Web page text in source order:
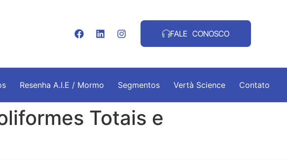
FALE CONOSCO
Resenha A.I.E / Mormo Segmentos Vertà Science Contato
Totais e